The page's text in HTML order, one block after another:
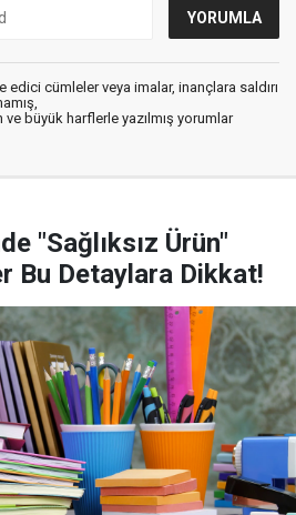
edici cümleler veya imalar, inançlara saldırı
büyük harflerle yazılmış yorumlar
"Sağlıksız Ürün"
Bu Detaylara Dikkat!